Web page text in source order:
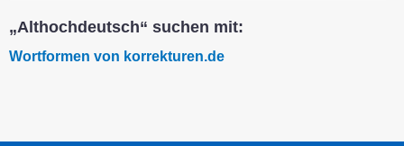
„Althochdeutsch“ suchen mit:
Wortformen von korrekturen.de